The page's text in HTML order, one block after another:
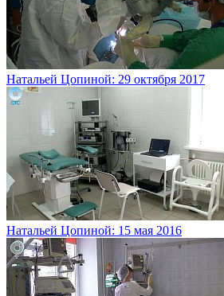
Натальей Цопиной: 29 октября 2017
Натальей Цопиной: 15 мая 2016